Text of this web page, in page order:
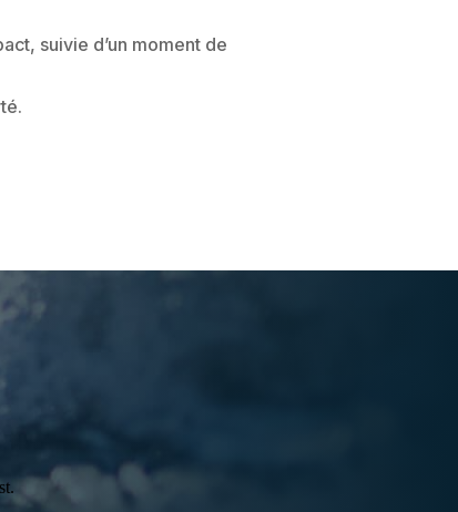
suivie d’un moment de